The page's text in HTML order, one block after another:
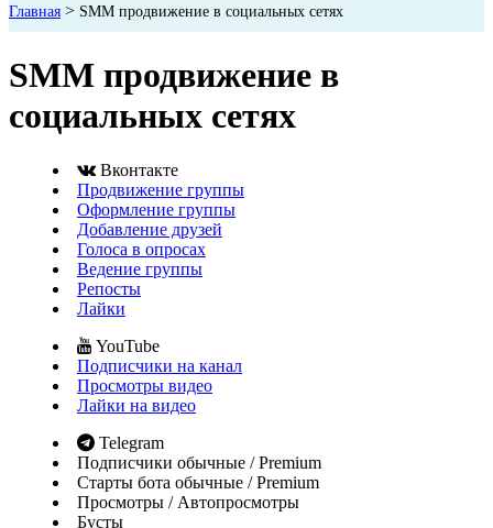
Главная > SMM продвижение в социальных сетях
SMM продвижение в
социальных сетях
Вконтакте
Продвижение группы
Оформление группы
Добавление друзей
Голоса в опросах
Ведение группы
Репосты
Лайки
YouTube
Подписчики на канал
Просмотры видео
Лайки на видео
Telegram
Подписчики обычные / Premium
Старты бота обычные / Premium
Просмотры / Автопросмотры
Бусты